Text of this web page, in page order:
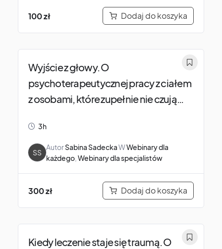
100zł Dodaj do koszyka
Wyjście z głowy. O
psychoterapeutycznej pracy z ciałem
z osobami, które zupełnie nie czują
3h
SS
AutorSabina SadeckaWWebinary dla
każdego Webinary dla specjalistów
300zł Dodaj do koszyka
Kiedy leczenie staje się traumą. O